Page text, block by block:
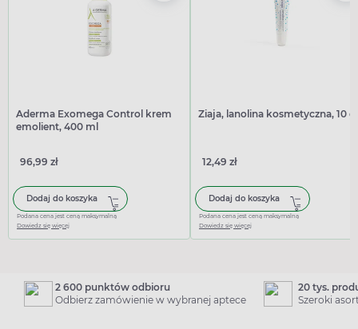
Aderma Exomega Control krem
emolient, 400 ml
96,99 zł
Dodaj do koszyka
Podana cena jest ceną maksymalną
Dowiedz się więcej
Ziaja, lanolina kosmetyczna, 10 g
12,49 zł
Dodaj do koszyka
Podana cena jest ceną maksymalną
Dowiedz się więcej
2 600 punktów odbioru
Odbierz zamówienie w wybranej aptece
20 tys.
Szeroki